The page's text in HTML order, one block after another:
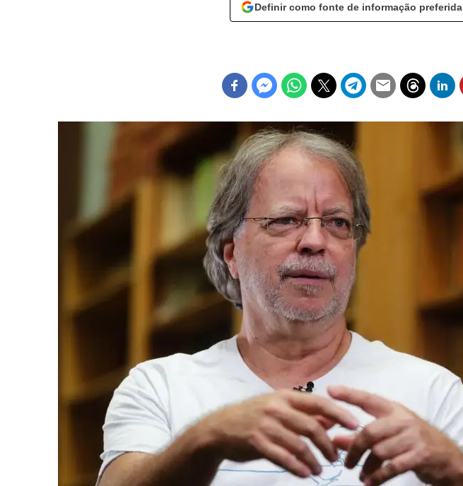
Definir como fonte de informação preferida